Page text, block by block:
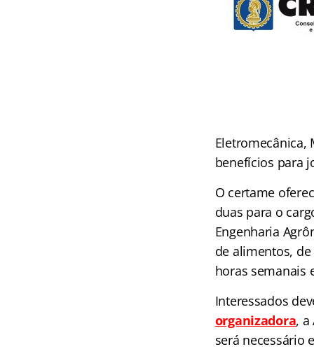
Eletromecânica,
benefícios para
O certame
duas para o
Engenharia
de alimentos,
horas semanais
Interessados
organizadora, a
será necessário